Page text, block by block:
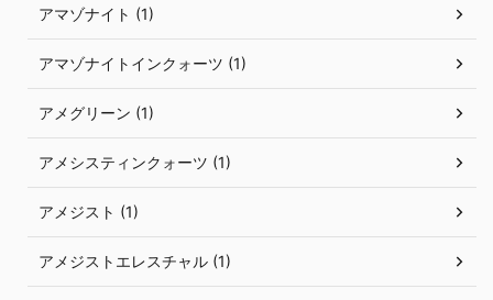
アマゾナイト (1)
アマゾナイトインクォーツ (1)
アメグリーン (1)
アメシスティンクォーツ (1)
アメジスト (1)
アメジストエレスチャル (1)